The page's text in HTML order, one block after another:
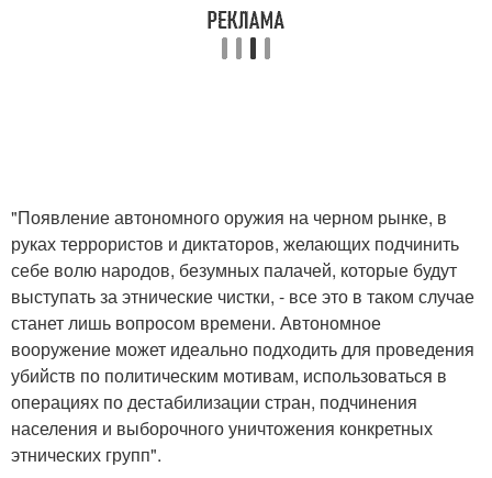
"Появление автономного оружия на черном рынке, в
руках террористов и диктаторов, желающих подчинить
себе волю народов, безумных палачей, которые будут
выступать за этнические чистки, - все это в таком случае
станет лишь вопросом времени. Автономное
вооружение может идеально подходить для проведения
убийств по политическим мотивам, использоваться в
операциях по дестабилизации стран, подчинения
населения и выборочного уничтожения конкретных
этнических групп".